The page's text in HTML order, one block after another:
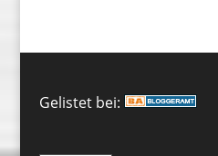
Gelistet bei: